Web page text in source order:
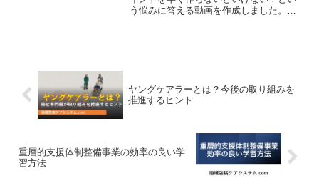
う悩みに答える動画を作成しました。ま
ヤングケアラーとは？今後の取り組みを
推進するヒント
重層的支援体制整備事業の効率の良い学
習方法